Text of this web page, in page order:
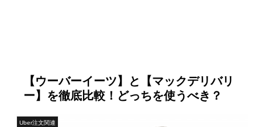
【ウーバーイーツ】と【マックデリバリ
ー】を徹底比較！どっちを使うべき？
Uber注文関連